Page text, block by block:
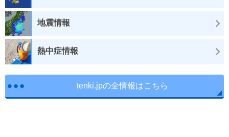
地震情報
熱中症情報
tenki.jpの全情報はこちら